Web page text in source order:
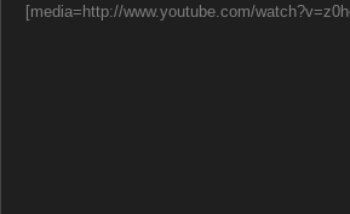
[media=http://www.youtube.com/